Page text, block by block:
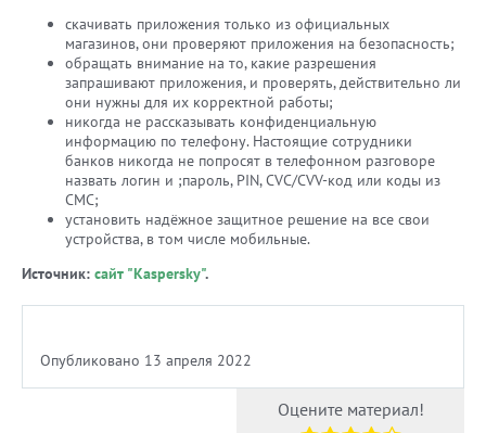
скачивать приложения только из официальных
магазинов, они проверяют приложения на безопасность;
обращать внимание на то, какие разрешения
запрашивают приложения, и проверять, действительно ли
они нужны для их корректной работы;
никогда не рассказывать конфиденциальную
информацию по телефону. Настоящие сотрудники
банков никогда не попросят в телефонном разговоре
назвать логин и ;пароль, PIN, СVC/СVV-код или коды из
СМС;
установить надёжное защитное решение на все свои
устройства, в том числе мобильные.
Источник: сайт "Kaspersky".
Опубликовано 13 апреля 2022
Оцените материал!